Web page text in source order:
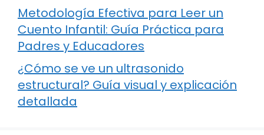
Metodología Efectiva para Leer un
Cuento Infantil: Guía Práctica para
Padres y Educadores
¿Cómo se ve un ultrasonido
estructural? Guía visual y explicación
detallada